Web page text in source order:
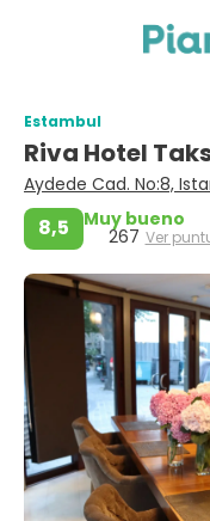
Estambul
Riva Hotel
Aydede Cad. No:8,
8,5 Muy bueno
267 Ver